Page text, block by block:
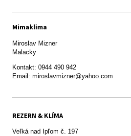
Mimaklima
Miroslav Mizner
Malacky
Kontakt: 0944 490 942
REZERN & KLÍMA
Veľká nad Ipľom č. 197